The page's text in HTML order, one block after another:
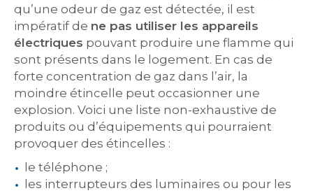
qu’une odeur de gaz est détectée, il est
impératif de ne pas utiliser les appareils
électriques pouvant produire une flamme qui
sont présents dans le logement. En cas de
forte concentration de gaz dans l’air, la
moindre étincelle peut occasionner une
explosion. Voici une liste non-exhaustive de
produits ou d’équipements qui pourraient
provoquer des étincelles :
le téléphone ;
les interrupteurs des luminaires ou pour les